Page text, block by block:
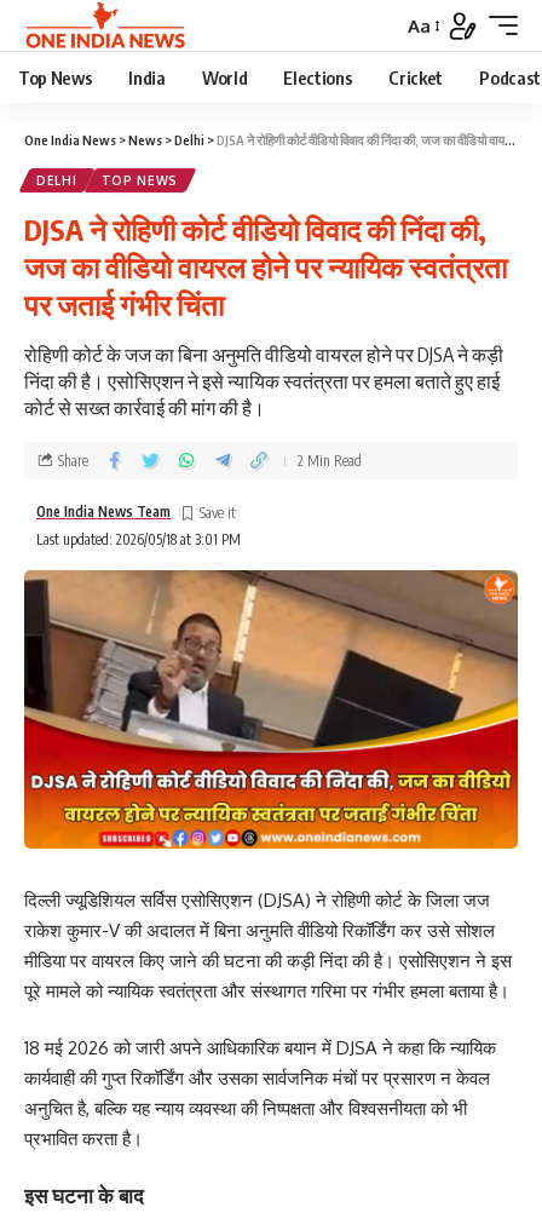
Aa
Top News India World Elections Cricket Podcast
One India News >News >Delhi >DJSA ने रोहिणी कोर्ट वीडियो विवाद की निंदा की, जज का वीडियो वायरल होने पर न्यायिक स्वतंत्रता पर जताई गंभीर चिंता
DELHI TOP NEWS
DJSA ने रोहिणी कोर्ट वीडियो विवाद की निंदा की,
जज का वीडियो वायरल होने पर न्यायिक स्वतंत्रता
पर जताई गंभीर चिंता
रोहिणी कोर्ट के जज का बिना अनुमति वीडियो वायरल होने पर DJSA ने कड़ी
निंदा की है। एसोसिएशन ने इसे न्यायिक स्वतंत्रता पर हमला बताते हुए हाई
कोर्ट से सख्त कार्रवाई की मांग की है।
Last updated: 2026/05/18 at 3:01 PM
One India News Team
Share 2 Min Read
दिल्ली ज्यूडिशियल सर्विस एसोसिएशन (DJSA) ने रोहिणी कोर्ट के जिला जज
राकेश कुमार-V की अदालत में बिना अनुमति वीडियो रिकॉर्डिंग कर उसे सोशल
मीडिया पर वायरल किए जाने की घटना की कड़ी निंदा की है। एसोसिएशन ने इस
पूरे मामले को न्यायिक स्वतंत्रता और संस्थागत गरिमा पर गंभीर हमला बताया है।
18 मई 2026 को जारी अपने आधिकारिक बयान में DJSA ने कहा कि न्यायिक
कार्यवाही की गुप्त रिकॉर्डिंग और उसका सार्वजनिक मंचों पर प्रसारण न केवल
अनुचित है, बल्कि यह न्याय व्यवस्था की निष्पक्षता और विश्वसनीयता को भी
प्रभावित करता है।
इस घटना के बाद